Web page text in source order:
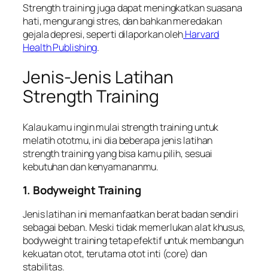
Strength training juga dapat meningkatkan suasana
hati, mengurangi stres, dan bahkan meredakan
gejala depresi, seperti dilaporkan olehHarvard
Health Publishing.
Jenis-Jenis Latihan
Strength Training
Kalau kamu ingin mulai strength training untuk
melatih ototmu, ini dia beberapa jenis latihan
strength training yang bisa kamu pilih, sesuai
kebutuhan dan kenyamananmu.
1. Bodyweight Training
Jenis latihan ini memanfaatkan berat badan sendiri
sebagai beban. Meski tidak memerlukan alat khusus,
bodyweight training tetap efektif untuk membangun
kekuatan otot, terutama otot inti (core) dan
stabilitas.